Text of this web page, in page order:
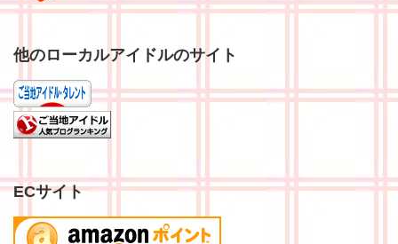
他のローカルアイドルのサイト
ECサイト